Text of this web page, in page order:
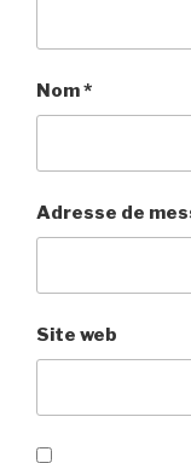
Nom*
Adresse de
Site web